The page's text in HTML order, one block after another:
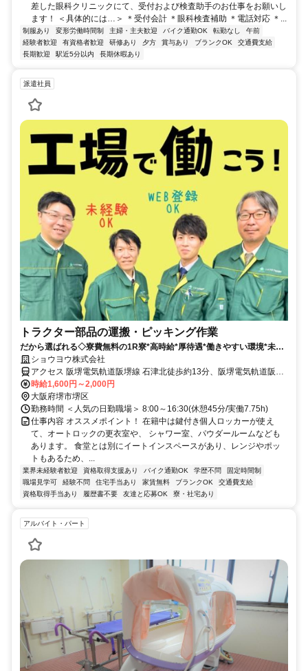
差した眼科クリニックにて、受付および検査助手のお仕事をお願いし
ます！ ＜具体的には…＞ ＊受付会計 ＊眼科検査補助 ＊電話対応 ＊...
制服あり 変形労働時間制 主婦・主夫歓迎 バイク通勤OK 転勤なし
午前
経験者歓迎
有資格者歓迎 研修あり 夕方 賞与あり ブランクOK
交通費支給
長期歓迎
駅近5分以内 長期休暇あり
派遣社員
トラクター部品の運搬・ピッキング作業
だから選ばれる◇寮費無料の1R寮*高時給*厚待遇*働きやすい環境*未経
験から始められる
ショウヨウ株式会社
アクセス 阪堺電気軌道阪堺線 石津北徒歩約13分、阪堺電気軌道阪堺
線 東湊徒歩約14分、阪堺電気軌道阪堺線 石津（大阪府）出入口2徒
歩約17分 【アクセス】阪堺電軌阪堺線 東湊駅より徒歩10分◎自転
車・バイク通勤OK
時給1,600円～2,000円
大阪府堺市堺区
勤務時間 ＜人気の日勤職場＞ 8:00～16:30(休憩45分/実働7.75h)
仕事内容 オススメポイント！ 在籍中は鍵付き個人ロッカーが使え
て、オートロックの更衣室や、 シャワー室、パウダールームなども
あります。 食堂とは別にイートインスペースがあり、レンジやポッ
トもあるため、...
業界未経験者歓迎 資格取得支援あり バイク通勤OK 学歴不問
固定時間制
職場見学可
経験不問 住宅手当あり 家賃無料 ブランクOK
交通費支給
資格取得手当あり
履歴書不要 友達と応募OK 寮・社宅あり
アルバイト・パート